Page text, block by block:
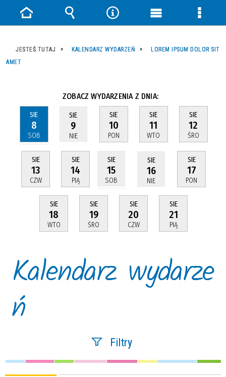
JESTEŚ TUTAJ KALENDARZ WYDARZEŃ
LOREM IPSUM DOLOR SIT
AMET
ZOBACZ WYDARZENIA Z DNIA:
SIE
8
SOB
SIE
9
NIE
SIE
10
PON
SIE
11
WTO
SIE
12
ŚRO
SIE
13
CZW
SIE
14
PIĄ
SIE
15
SOB
SIE
16
NIE
SIE
17
PON
SIE
18
WTO
SIE
19
ŚRO
SIE
20
CZW
SIE
21
PIĄ
Kalendarz wydarze
ń
Filtry
Strona
główna
Wyszukiwarka
NarzędziaMenu
Menu